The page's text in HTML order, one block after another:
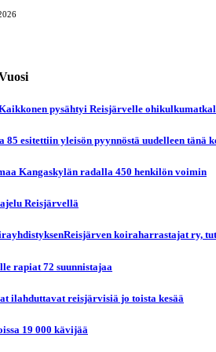
pysähtyi Reisjärvelle
85 esitettiin yleisön pyynnöstä uudelleen tänä
Kangaskylän radalla 450 henkilön voimin
Reisjärvellä
koiraharrastajat ry,
rapiat 72 suunnistajaa
ilahduttavat reisjärvisiä jo toista kesää
19 000 kävijää